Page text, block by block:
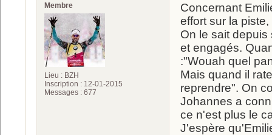
Membre
Lieu : BZH
Inscription : 12-01-2015
Messages : 677
Concernant
effort sur la
On le sait
et engagés.
:"Wouah quel
Mais quand il
reprendre". On
Johannes a
ce n'est plus le
J'espère